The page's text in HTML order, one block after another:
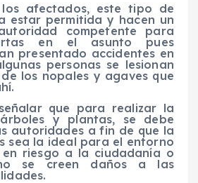
los afectados, este tipo de
estar permitida y hacen un
competente para
en el asunto pues
presentado accidentes en
personas se lesionan
los nopales y agaves que
que para realizar la
y plantas, se debe
autoridades a fin de que la
sea la ideal para el entorno
riesgo a la ciudadanía o
se creen daños a las